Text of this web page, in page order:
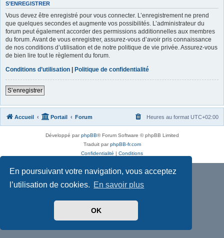
En poursuivant votre navigation, vous acceptez
l’utilisation de cookies. En savoir plus
OK
S’ENREGISTRER
Vous devez être enregistré pour vous connecter. L’enregistrement ne prend
que quelques secondes et augmente vos possibilités. L’administrateur du
forum peut également accorder des permissions additionnelles aux membres
du forum. Avant de vous enregistrer, assurez-vous d’avoir pris connaissance
de nos conditions d’utilisation et de notre politique de vie privée. Assurez-vous
de bien lire tout le règlement du forum.
Conditions d’utilisation | Politique de confidentialité
S’enregistrer
Accueil Portail Forum Heures au format UTC+02:00
Développé parphpBB® Forum Software © phpBB Limited
Traduit parphpBB-fr.com
Confidentialité | Conditions